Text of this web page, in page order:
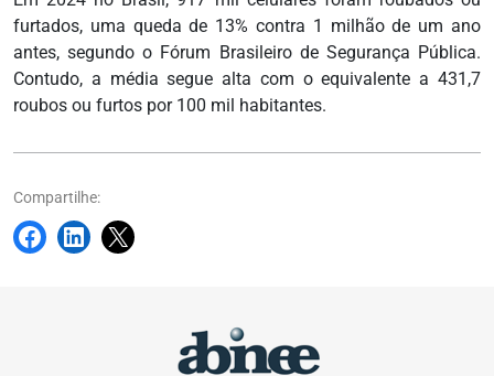
furtados, uma queda de 13% contra 1 milhão de um ano
antes, segundo o Fórum Brasileiro de Segurança Pública.
Contudo, a média segue alta com o equivalente a 431,7
roubos ou furtos por 100 mil habitantes.
Compartilhe: